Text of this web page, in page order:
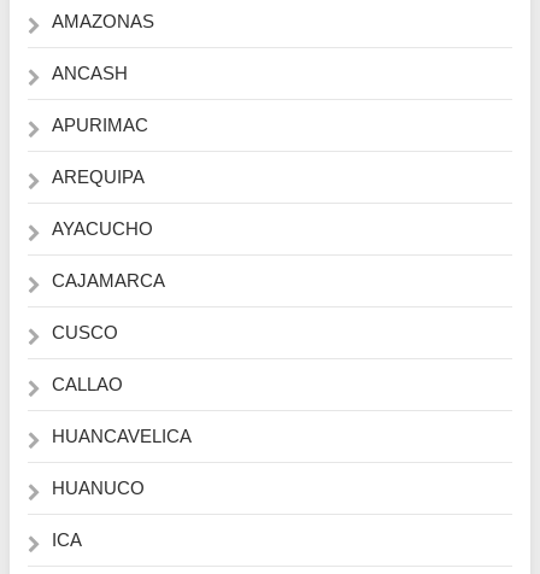
AMAZONAS
ANCASH
APURIMAC
AREQUIPA
AYACUCHO
CAJAMARCA
CUSCO
CALLAO
HUANCAVELICA
HUANUCO
ICA